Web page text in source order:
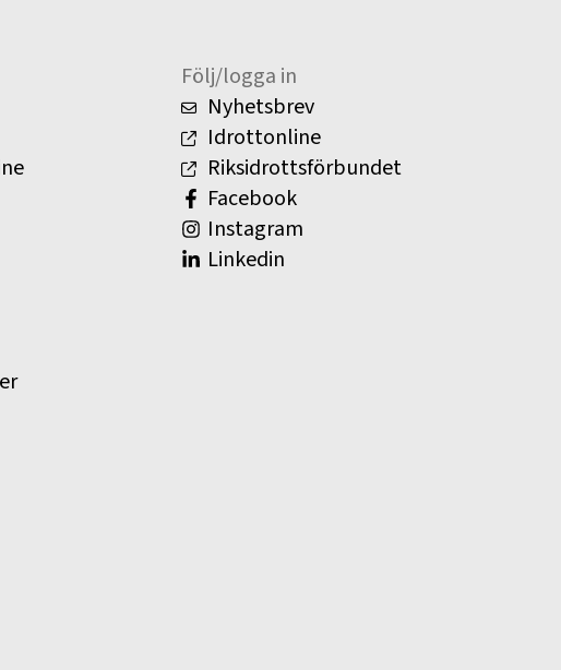
Följ/logga in
Nyhetsbrev
Idrottonline
Riksidrottsförbundet
Facebook
Instagram
Linkedin